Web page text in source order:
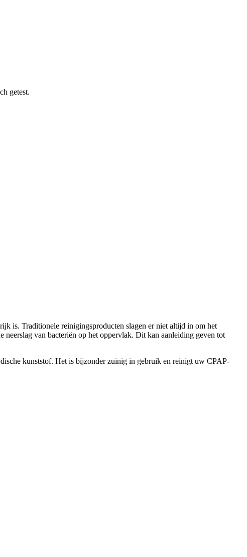
getest.
is. Traditionele reinigingsproducten slagen er niet altijd in om het
neerslag van bacteriën op het oppervlak. Dit kan aanleiding geven tot
kunststof. Het is bijzonder zuinig in gebruik en reinigt uw CPAP-